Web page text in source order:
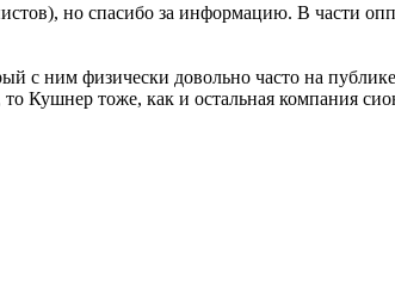
но спасибо за информацию. В части
с ним физически довольно часто на
Кушнер тоже, как и остальная компания